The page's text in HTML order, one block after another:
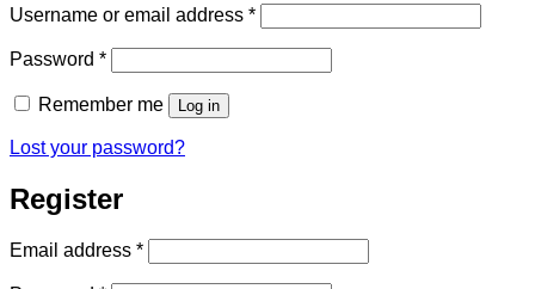
Username or email address *Required
Password *Required
Remember me Log in
Lost your password?
Register
Email address *Required